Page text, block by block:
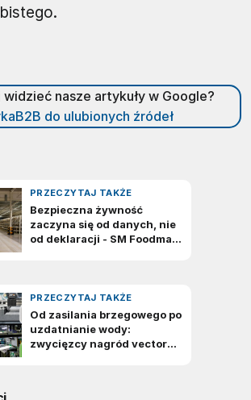
nasze artykuły w Google?
do ulubionych źródeł